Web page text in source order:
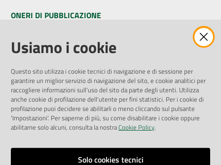
ONERI DI PUBBLICAZIONE
Amministrazione Trasparente
Pubblicità legale
Privacy Policy
Attuazione Misure PNRR
Liste di Attesa
ENTI, IMPRESE E PARTNER
Fatturazione Elettronica
Usiamo i cookie
Questo sito utilizza i cookie tecnici di navigazione e di sessione per
garantire un miglior servizio di navigazione del sito, e cookie analitici per
raccogliere informazioni sull'uso del sito da parte degli utenti. Utilizza
anche cookie di profilazione dell'utente per fini statistici. Per i cookie di
profilazione puoi decidere se abilitarli o meno cliccando sul pulsante
'Impostazioni'. Per saperne di più, su come disabilitare i cookie oppure
abilitarne solo alcuni, consulta la nostraCookie Policy.
Solo cookies tecnici